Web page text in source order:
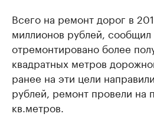
Всего на ремонт дорог в
миллионов рублей,
отремонтировано более
квадратных метров
ранее на эти цели
рублей, ремонт провели на
кв.метров.